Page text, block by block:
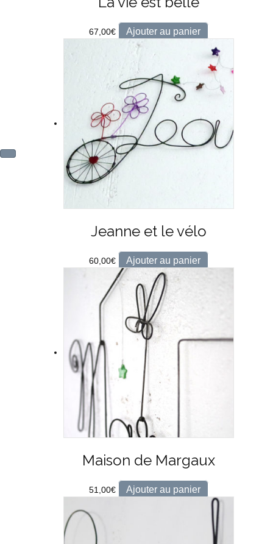
67,00€ Ajouter au panier
Jeanne et le vélo
60,00€ Ajouter au panier
Maison de Margaux
51,00€ Ajouter au panier